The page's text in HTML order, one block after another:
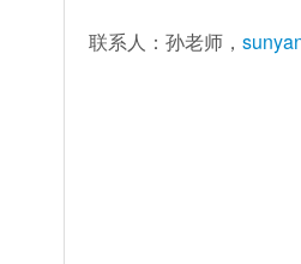
联系人：孙老师，